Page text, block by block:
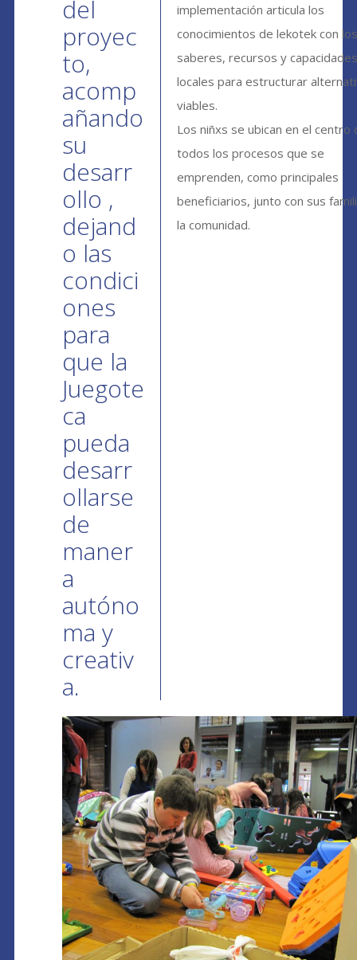
del
proyec
to,
acomp
añando
su
desarr
ollo ,
dejand
o las
condici
ones
para
que la
Juegote
ca
pueda
desarr
ollarse
de
maner
a
autóno
ma y
creativ
a.
implementación articula los
conocimientos de lekotek con
saberes, recursos y
locales para estructurar
viables.
Los niñxs se ubican en el centro
todos los procesos que se
emprenden, como principales
beneficiarios, junto con sus
la comunidad.